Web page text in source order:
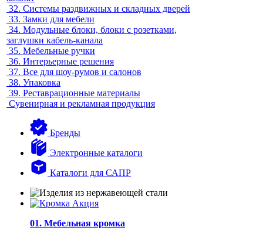
32. Системы раздвижных и складных дверей
33. Замки для мебели
34. Модульные блоки, блоки с розетками,
заглушки кабель-канала
35. Мебельные ручки
36. Интерьерные решения
37. Все для шоу-румов и салонов
38. Упаковка
39. Реставрационные материалы
Сувенирная и рекламная продукция
Бренды
Электронные каталоги
Каталоги для САПР
01. Мебельная кромка